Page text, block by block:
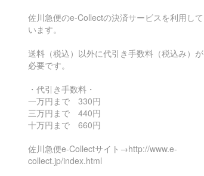
佐川急便のe-Collectの決済サービスを利用して
います。
送料（税込）以外に代引き手数料（税込み）が
必要です。
・代引き手数料・
一万円まで 330円
三万円まで 440円
十万円まで 660円
佐川急便e-Collectサイト→http://www.e-
collect.jp/index.html